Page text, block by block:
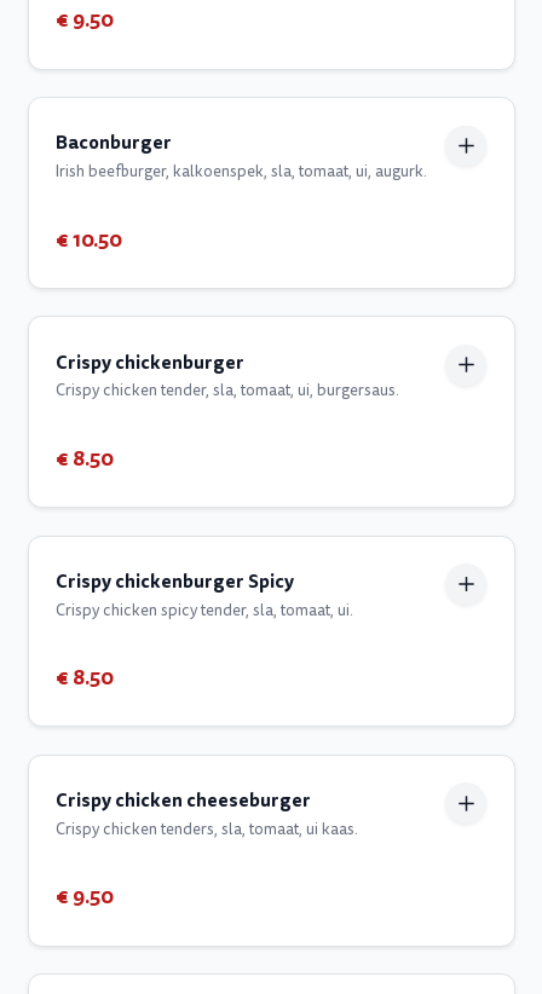
€ 9.50
Baconburger
Irish beefburger, kalkoenspek, sla, tomaat, ui, augurk.
€ 10.50
Crispy chickenburger
Crispy chicken tender, sla, tomaat, ui, burgersaus.
€ 8.50
Crispy chickenburger Spicy
Crispy chicken spicy tender, sla, tomaat, ui.
€ 8.50
Crispy chicken cheeseburger
Crispy chicken tenders, sla, tomaat, ui kaas.
€ 9.50